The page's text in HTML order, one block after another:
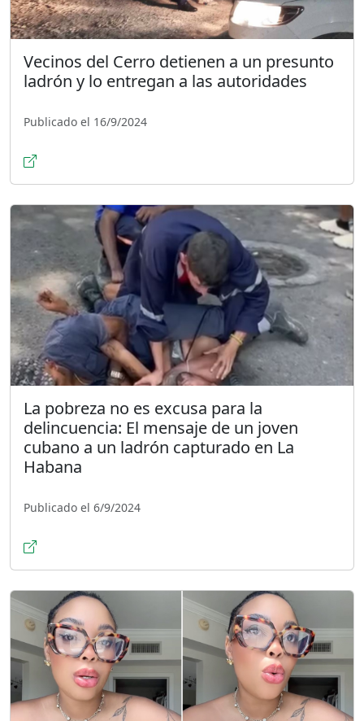
Vecinos del Cerro detienen a un presunto
ladrón y lo entregan a las autoridades
Publicado el 16/9/2024
La pobreza no es excusa para la
delincuencia: El mensaje de un joven
cubano a un ladrón capturado en La
Habana
Publicado el 6/9/2024